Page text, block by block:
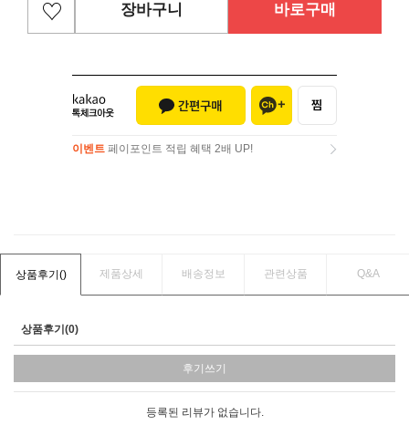
장바구니 바로구매
이벤트 페이포인트 적립 혜택 2배 UP!
상품후기() 제품상세 배송정보 관련상품 Q&A
상품후기(0)
후기쓰기
등록된 리뷰가 없습니다.